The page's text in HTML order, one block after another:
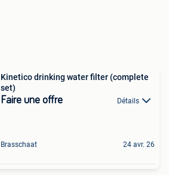
Kinetico drinking water filter (complete
set)
Faire une offre Détails
Brasschaat 24 avr. 26